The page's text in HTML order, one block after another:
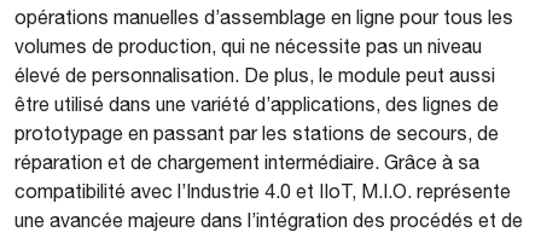
opérations manuelles d’assemblage en ligne pour tous les
volumes de production, qui ne nécessite pas un niveau
élevé de personnalisation. De plus, le module peut aussi
être utilisé dans une variété d’applications, des lignes de
prototypage en passant par les stations de secours, de
réparation et de chargement intermédiaire. Grâce à sa
compatibilité avec l’Industrie 4.0 et IIoT, M.I.O. représente
une avancée majeure dans l’intégration des procédés et de